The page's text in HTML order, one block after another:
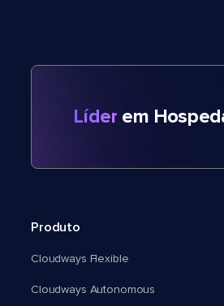
Líder em
Produto
Cloudways Flexible
Cloudways Autonomous